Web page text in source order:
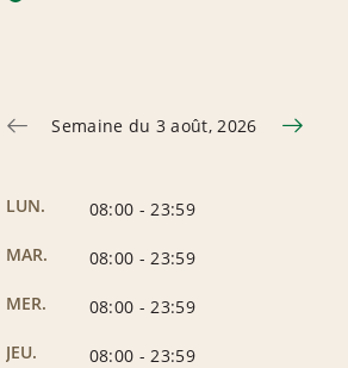
Semaine du 3 août, 2026
LUN. 08:00 - 23:59
MAR.
08:00 - 23:59
MER.
08:00 - 23:59
JEU.
08:00 - 23:59